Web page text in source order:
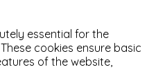
essential for the
cookies ensure basic
of the website,